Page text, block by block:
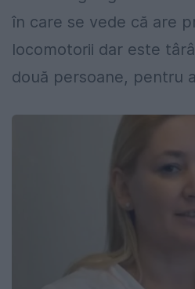
în care se vede că are
locomotorii dar este
două persoane, pentru